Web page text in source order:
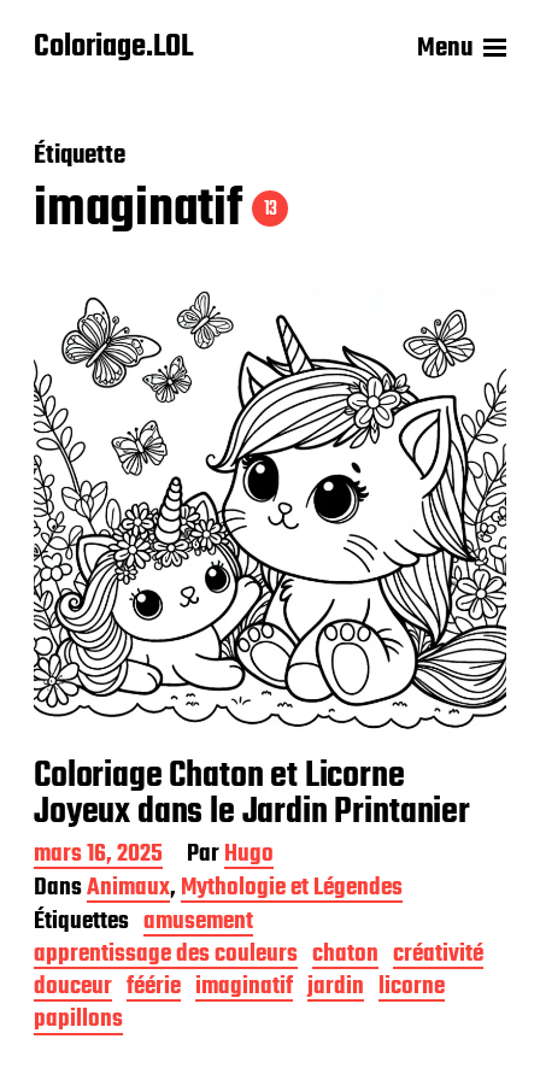
Coloriage.LOL Menu
Étiquette
imaginatif 13
Coloriage Chaton et Licorne
Joyeux dans le Jardin Printanier
D
a
t
e
d
e
p
u
b
mars 16, 2025 ParHugo
DansAnimaux,Mythologie et Légendes
Étiquettes amusement
apprentissage des couleurs chaton créativité
douceur féérie imaginatif jardin licorne
papillons